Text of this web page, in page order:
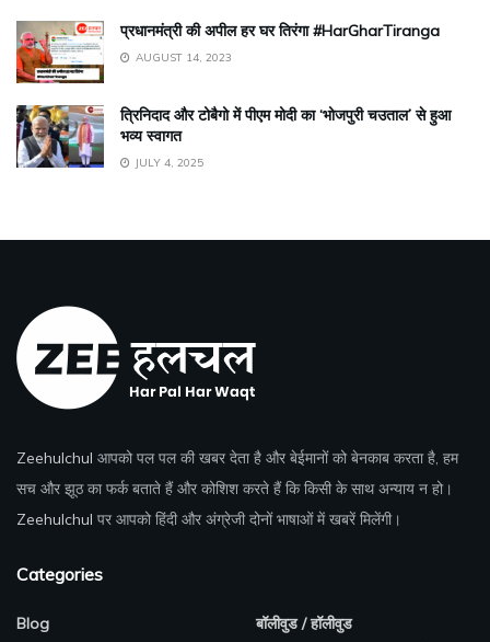
प्रधानमंत्री की अपील हर घर तिरंगा #HarGharTiranga
AUGUST 14, 2023
त्रिनिदाद और टोबैगो में पीएम मोदी का ‘भोजपुरी चउताल’ से हुआ
भव्य स्वागत
JULY 4, 2025
Zeehulchul आपको पल पल की खबर देता है और बेईमानों को बेनकाब करता है, हम
सच और झूठ का फर्क बताते हैं और कोशिश करते हैं कि किसी के साथ अन्याय न हो।
Zeehulchul पर आपको हिंदी और अंग्रेजी दोनों भाषाओं में खबरें मिलेंगी।
Categories
Blog
बॉलीवुड / हॉलीवुड